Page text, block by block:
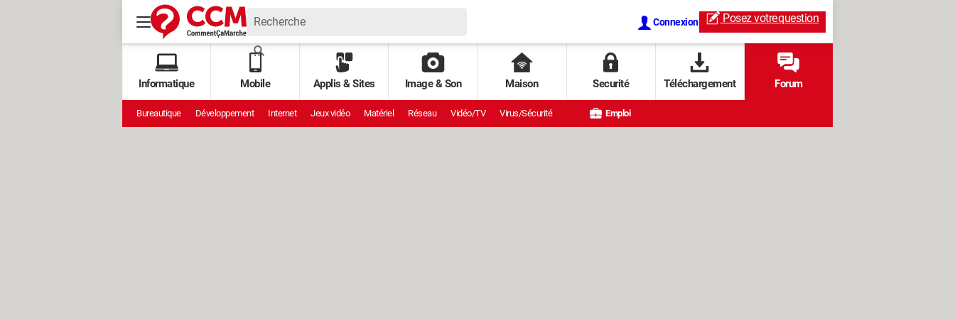
Connexion Posez votrequestion
Informatique Mobile Applis & Sites Image & Son Maison Securité Téléchargement Forum
Bureautique Développement Internet Jeux vidéo Matériel Réseau Vidéo/TV Virus/Sécurité Emploi